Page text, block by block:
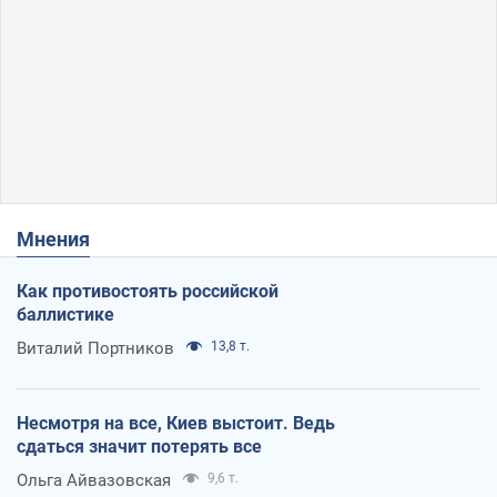
Мнения
Как противостоять российской
баллистике
Виталий Портников 13,8 т.
Несмотря на все, Киев выстоит. Ведь
сдаться значит потерять все
Ольга Айвазовская 9,6 т.